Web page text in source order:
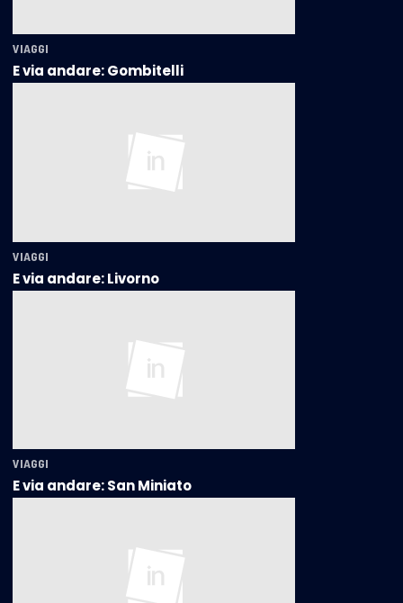
VIAGGI
E via andare: Gombitelli
VIAGGI
E via andare: Livorno
VIAGGI
E via andare: San Miniato